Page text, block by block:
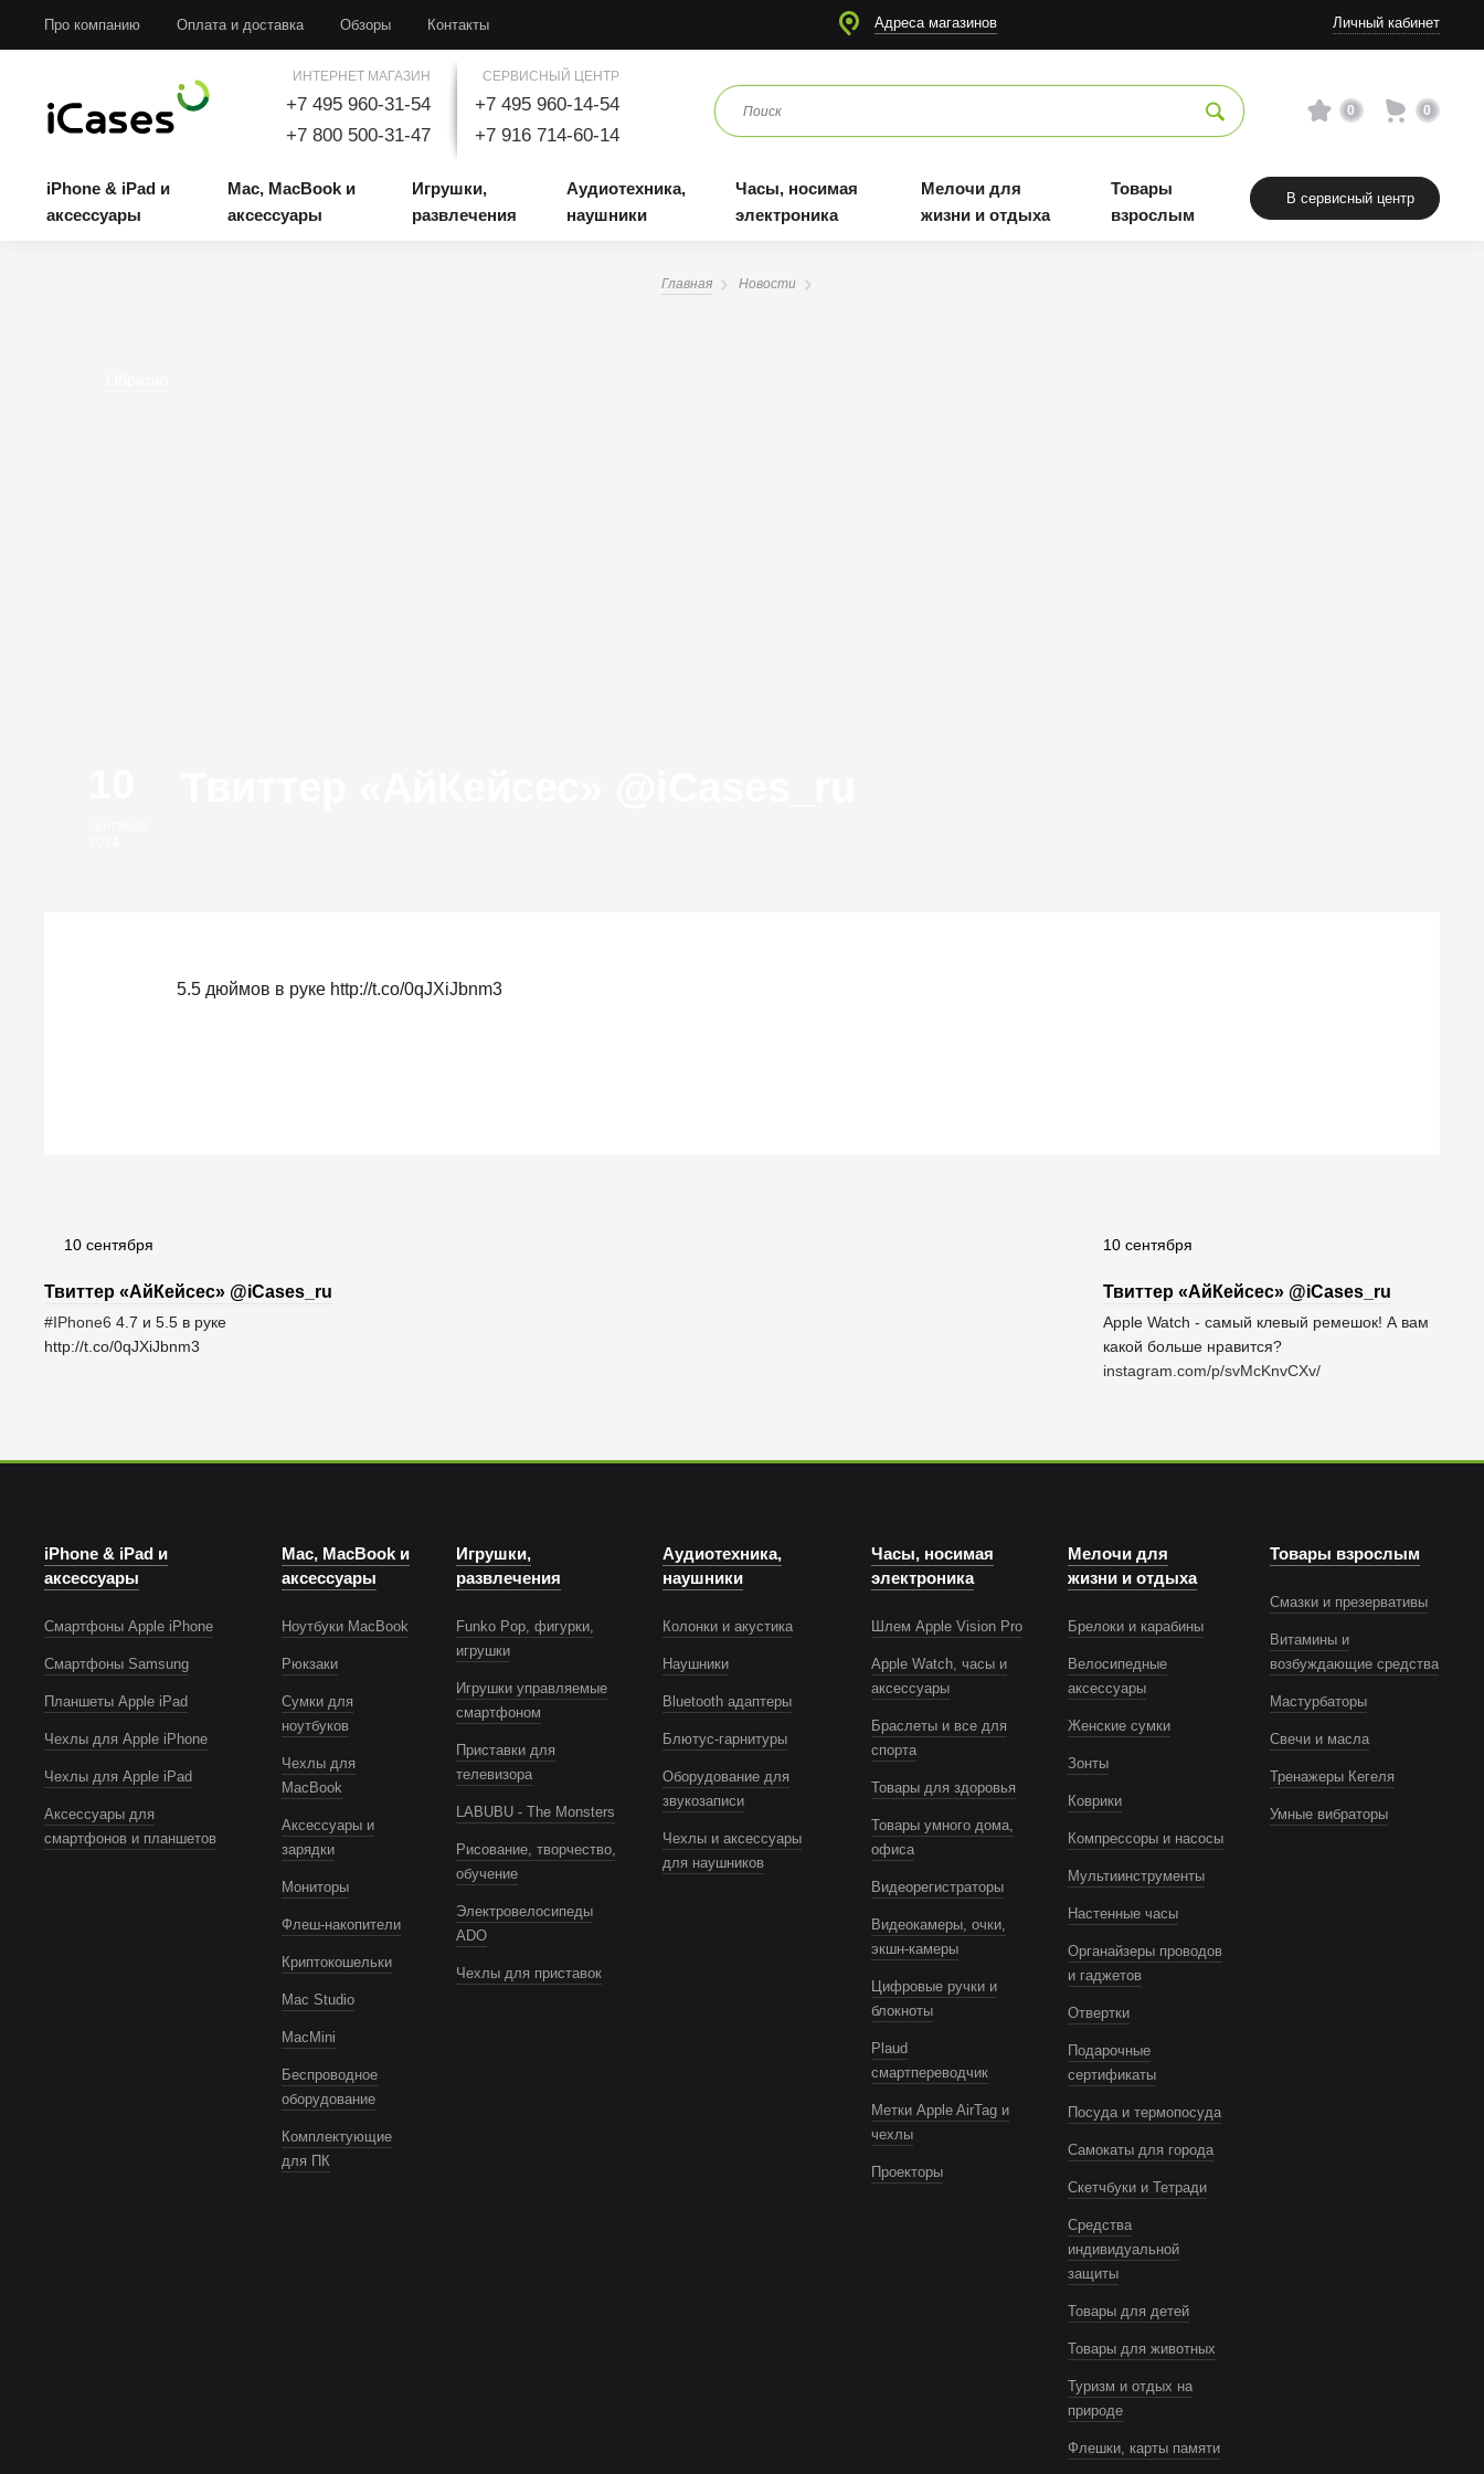
Про компанию Оплата и доставка Обзоры Контакты Адреса магазинов Личный кабинет
ИНТЕРНЕТ МАГАЗИН
+7 495 960-31-54
+7 800 500-31-47
СЕРВИСНЫЙ ЦЕНТР
+7 495 960-14-54
+7 916 714-60-14
0 0
iPhone & iPad и
аксессуары
Mac, MacBook и
аксессуары
Игрушки,
развлечения
Аудиотехника,
наушники
Часы, носимая
электроника
Мелочи для
жизни и отдыха
Товары
взрослым
В сервисный центр
Главная Новости
5.5 дюймов в руке http://t.co/0qJXiJbnm3
10 сентября
Твиттер «АйКейсес» ‏@iCases_ru
Apple Watch - самый клевый ремешок! А вам
какой больше нравится?
instagram.com/p/svMcKnvCXv/
10 сентября
Твиттер «АйКейсес» ‏@iCases_ru
#IPhone6 4.7 и 5.5 в руке
http://t.co/0qJXiJbnm3
iPhone & iPad и
аксессуары
Смартфоны Apple iPhone
Смартфоны Samsung
Планшеты Apple iPad
Чехлы для Apple iPhone
Чехлы для Apple iPad
Аксессуары для
смартфонов и планшетов
Mac, MacBook и
аксессуары
Ноутбуки MacBook
Рюкзаки
Сумки для
ноутбуков
Чехлы для
MacBook
Аксессуары и
зарядки
Мониторы
Флеш-накопители
Криптокошельки
Mac Studio
MacMini
Беспроводное
оборудование
Комплектующие
для ПК
Игрушки,
развлечения
Funko Pop, фигурки,
игрушки
Игрушки управляемые
смартфоном
Приставки для
телевизора
LABUBU - The Monsters
Рисование, творчество,
обучение
Электровелосипеды
ADO
Чехлы для приставок
Аудиотехника,
наушники
Колонки и акустика
Наушники
Bluetooth адаптеры
Блютус-гарнитуры
Оборудование для
звукозаписи
Чехлы и аксессуары
для наушников
Часы, носимая
электроника
Шлем Apple Vision Pro
Apple Watch, часы и
аксессуары
Браслеты и все для
спорта
Товары для здоровья
Товары умного дома,
офиса
Видеорегистраторы
Видеокамеры, очки,
экшн-камеры
Цифровые ручки и
блокноты
Plaud
смартпереводчик
Метки Apple AirTag и
чехлы
Проекторы
Мелочи для
жизни и отдыха
Брелоки и карабины
Велосипедные
аксессуары
Женские сумки
Зонты
Коврики
Компрессоры и насосы
Мультиинструменты
Настенные часы
Органайзеры проводов
и гаджетов
Отвертки
Подарочные
сертификаты
Посуда и термопосуда
Самокаты для города
Скетчбуки и Тетради
Средства
индивидуальной
защиты
Товары для детей
Товары для животных
Туризм и отдых на
природе
Флешки, карты памяти
Товары взрослым
Смазки и презервативы
Витамины и
возбуждающие средства
Мастурбаторы
Свечи и масла
Тренажеры Кегеля
Умные вибраторы